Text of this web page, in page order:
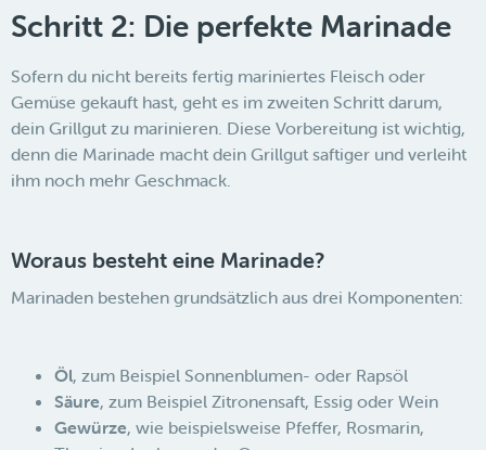
Schritt 2: Die perfekte Marinade
Sofern du nicht bereits fertig mariniertes Fleisch oder
Gemüse gekauft hast, geht es im zweiten Schritt darum,
dein Grillgut zu marinieren. Diese Vorbereitung ist wichtig,
denn die Marinade macht dein Grillgut saftiger und verleiht
ihm noch mehr Geschmack.
Woraus besteht eine Marinade?
Marinaden bestehen grundsätzlich aus drei Komponenten:
Öl, zum Beispiel Sonnenblumen- oder Rapsöl
Säure, zum Beispiel Zitronensaft, Essig oder Wein
Gewürze, wie beispielsweise Pfeffer, Rosmarin,